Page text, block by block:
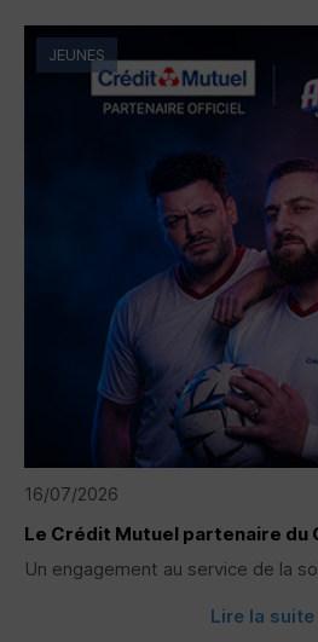
16/07/2026
Le Crédit Mutuel partenaire du
Un engagement au service de la
Lire la suite
JEUNES